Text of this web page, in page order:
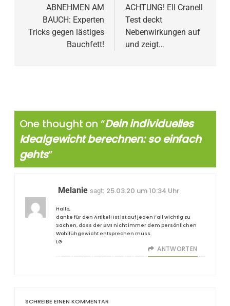
ABNEHMEN AM
BAUCH: Experten
Tricks gegen lästiges
Bauchfett!
ACHTUNG! Ell Cranell
Test deckt
Nebenwirkungen auf
und zeigt…
One thought on “Dein individuelles
Idealgewicht berechnen: so einfach
gehts”
Melanie sagt: 25.03.20 um 10:34 Uhr
Hallo,
danke für den Artikel! Ist ist auf jeden Fall wichtig zu
Sachen, dass der BMI nicht immer dem persönlichen
Wohlfühgewicht entsprechen muss.
LG
ANTWORTEN
SCHREIBE EINEN KOMMENTAR